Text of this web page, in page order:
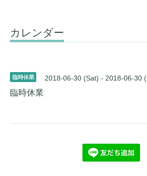
カレンダー
臨時休業 2018-06-30 (Sat) - 2018-06-30
臨時休業